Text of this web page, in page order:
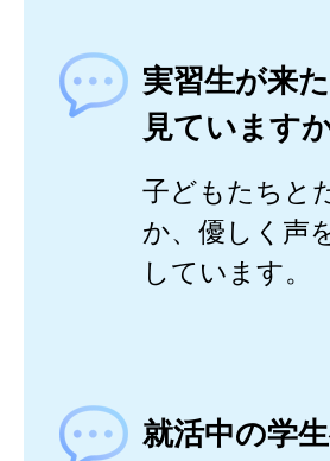
実習生が来
見ています
子どもたちと
か、優しく声
しています。
就活中の学